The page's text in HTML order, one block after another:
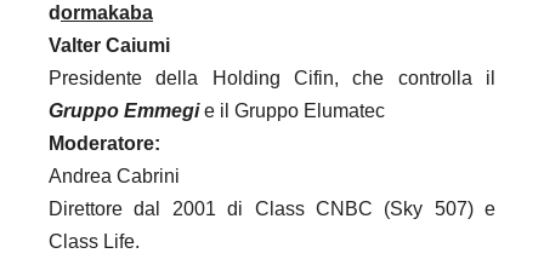
dormakaba
Valter Caiumi
Presidente della Holding Cifin, che controlla il
Gruppo Emmegi e il Gruppo Elumatec
Moderatore:
Andrea Cabrini
Direttore dal 2001 di Class CNBC (Sky 507) e
Class Life.